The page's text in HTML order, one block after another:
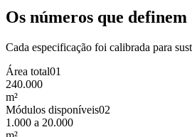
Os números que
Cada especificação foi calibrada para
Área total01
240.000
m²
Módulos disponíveis02
1.000 a 20.000